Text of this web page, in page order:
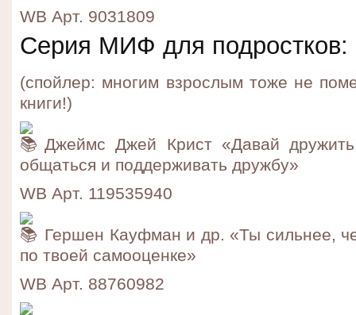
WB Арт. 9031809
Серия МИФ для подростков:
(спойлер: многим взрослым тоже не
книги!)
Джеймс Джей Крист «Давай
общаться и поддерживать дружбу»
WB Арт. 119535940
Гершен Кауфман и др. «Ты сильнее,
по твоей самооценке»
WB Арт. 88760982